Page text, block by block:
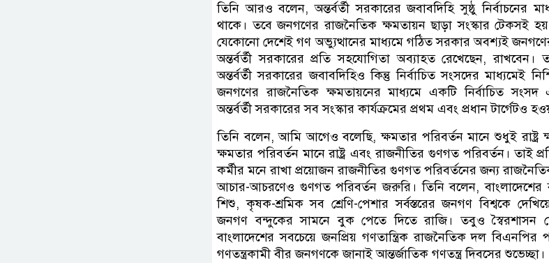
তিনি আরও বলেন, অন্তর্বর্তী সরকারের জবাবদিহি সুষ্ঠু নির্বাচনের
থাকে। তবে জনগণের রাজনৈতিক ক্ষমতায়ন ছাড়া সংস্কার টেকসই হয়
যেকোনো দেশেই গণ অভ্যুত্থানের মাধ্যমে গঠিত সরকার অবশ্যই
অন্তর্বর্তী সরকারের প্রতি সহযোগিতা অব্যাহত রেখেছেন,
অন্তর্বর্তী সরকারের জবাবদিহিও কিন্তু নির্বাচিত সংসদের মাধ্যমেই
জনগণের রাজনৈতিক ক্ষমতায়নের মাধ্যমে একটি নির্বাচিত সংসদ
অন্তর্বর্তী সরকারের সব সংস্কার কার্যক্রমের প্রথম এবং প্রধান টার্গেটও
তিনি বলেন, আমি আগেও বলেছি, ক্ষমতার পরিবর্তন মানে শুধুই রাষ্ট্র
ক্ষমতার পরিবর্তন মানে রাষ্ট্র এবং রাজনীতির গুণগত পরিবর্তন। তাই
কর্মীর মনে রাখা প্রয়োজন রাজনীতির গুণগত পরিবর্তনের জন্য
আচার-আচরণেও গুণগত পরিবর্তন জরুরি। তিনি বলেন, বাংলাদেশের
শিশু, কৃষক-শ্রমিক সব শ্রেণি-পেশার সর্বস্তরের জনগণ বিশ্বকে
জনগণ বন্দুকের সামনে বুক পেতে দিতে রাজি। তবুও স্বৈরশাসন
বাংলাদেশের সবচেয়ে জনপ্রিয় গণতান্ত্রিক রাজনৈতিক দল বিএনপির
গণতন্ত্রকামী বীর জনগণকে জানাই আন্তর্জাতিক গণতন্ত্র দিবসের শুভেচ্ছা।